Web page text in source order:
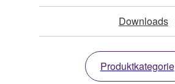
Downloads
Produktkategorie